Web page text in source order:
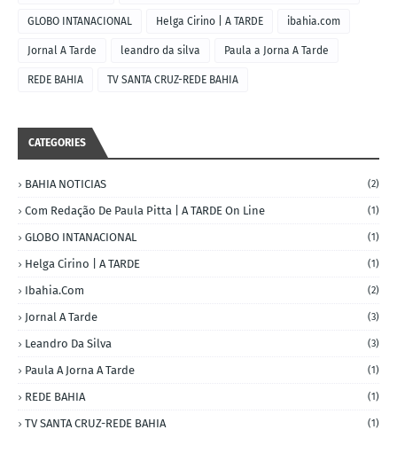
GLOBO INTANACIONAL Helga Cirino | A TARDE ibahia.com
Jornal A Tarde leandro da silva Paula a Jorna A Tarde
REDE BAHIA TV SANTA CRUZ-REDE BAHIA
CATEGORIES
BAHIA NOTICIAS (2)
Com Redação De Paula Pitta | A TARDE On Line (1)
GLOBO INTANACIONAL (1)
Helga Cirino | A TARDE (1)
Ibahia.com (2)
Jornal A Tarde (3)
Leandro Da Silva (3)
Paula A Jorna A Tarde (1)
REDE BAHIA (1)
TV SANTA CRUZ-REDE BAHIA (1)